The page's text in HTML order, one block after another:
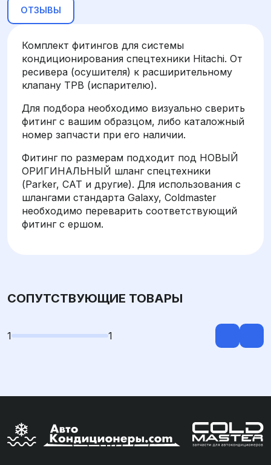
ОТЗЫВЫ
Комплект фитингов для системы
кондиционирования спецтехники Hitachi. От
ресивера (осушителя) к расширительному
клапану ТРВ (испарителю).
Для подбора необходимо визуально сверить
фитинг с вашим образцом, либо каталожный
номер запчасти при его наличии.
Фитинг по размерам подходит под НОВЫЙ
ОРИГИНАЛЬНЫЙ шланг спецтехники
(Parker, CAT и другие). Для использования с
шлангами стандарта Galaxy, Coldmaster
необходимо переварить соответствующий
фитинг с ершом.
СОПУТСТВУЮЩИЕ ТОВАРЫ
1 1